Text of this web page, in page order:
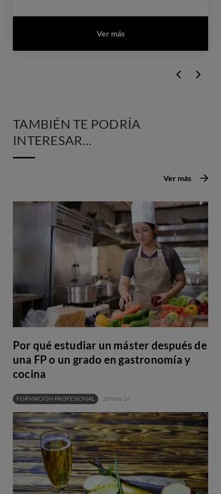
Ver más
TAMBIÉN TE PODRÍA
INTERESAR...
Por qué estudiar un máster después de
una FP o un grado en gastronomía y
cocina
FORMACIÓN PROFESIONAL 28 May 26
Ver más